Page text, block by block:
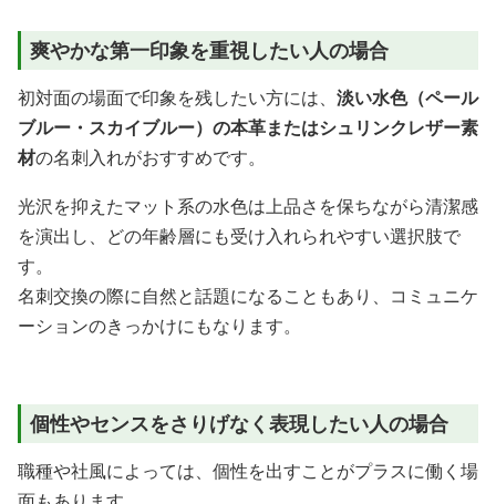
爽やかな第一印象を重視したい人の場合
初対面の場面で印象を残したい方には、 淡い水色（ペール
ブルー・スカイブルー）の本革またはシュリンクレザー素
材の名刺入れがおすすめです。
光沢を抑えたマット系の水色は上品さを保ちながら清潔感
を演出し、どの年齢層にも受け入れられやすい選択肢で
す。
名刺交換の際に自然と話題になることもあり、コミュニケ
ーションのきっかけにもなります。
個性やセンスをさりげなく表現したい人の場合
職種や社風によっては、個性を出すことがプラスに働く場